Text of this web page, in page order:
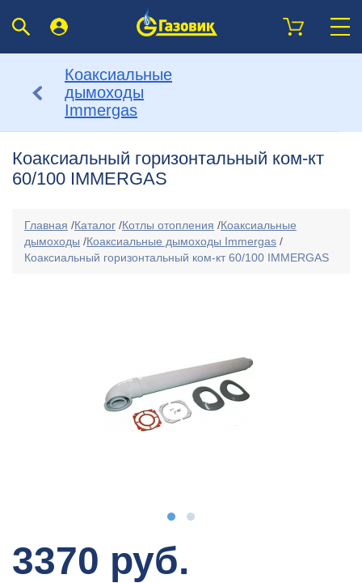
Коаксиальные
дымоходы
Immergas
Коаксиальный горизонтальный ком-кт
60/100 IMMERGAS
Главная /Каталог /Котлы отопления /Коаксиальные
дымоходы /Коаксиальные дымоходы Immergas /
Коаксиальный горизонтальный ком-кт 60/100 IMMERGAS
3370 руб.